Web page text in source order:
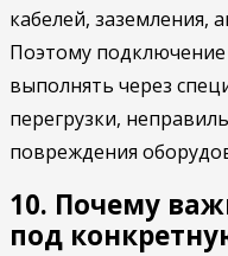
кабелей, заземления,
Поэтому
выполнять через
перегрузки,
повреждения
10. Почему
под